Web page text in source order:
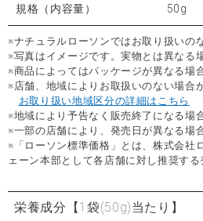
規格（内容量） 50g
※ナチュラルローソンではお取り扱いの
※写真はイメージです。実物とは異なる
※商品によってはパッケージが異なる場
※店舗、地域によりお取扱いのない場合
お取り扱い地域区分の詳細はこちら
※地域により予告なく販売終了になる場
※一部の店舗により、発売日が異なる場
※「ローソン標準価格」とは、株式会社
ェーン本部として各店舗に対し推奨する
栄養成分 【1袋(50g)当たり】